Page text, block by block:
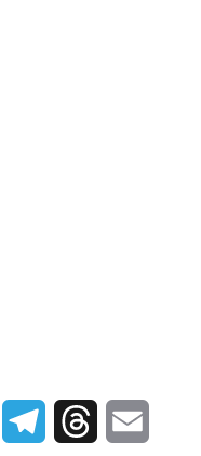
LinkedIn TelegramThreads